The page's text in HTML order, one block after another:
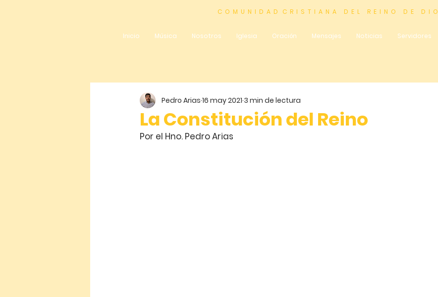
C O M U N I D A D C R I S T I A N A D E L R E I N O D E D I
Inicio Música Nosotros Iglesia Oración Mensajes Noticias Servidores
La Constitución del Reino
Pedro Arias 16 may 2021 3 min de lectura
Por el Hno. Pedro Arias